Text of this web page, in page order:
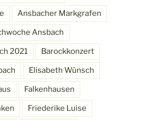
Ansbacher Markgrafen
Ansbach
2021 Barockkonzert
Elisabeth Wünsch
Falkenhausen
Friederike Luise